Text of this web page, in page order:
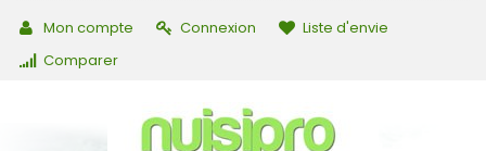
Mon compte Connexion
Liste d'envie
Comparer